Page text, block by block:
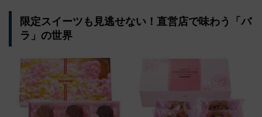
限定スイーツも見逃せない！直営店で味わう「バ
ラ」の世界